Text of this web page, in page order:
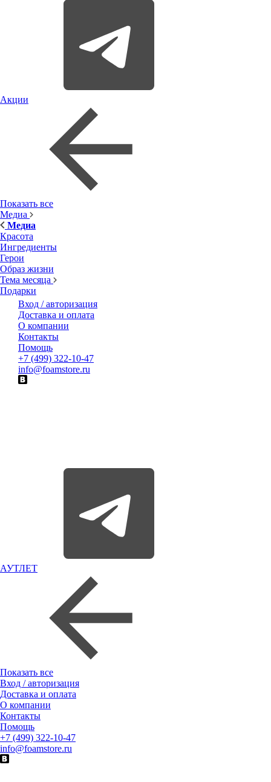
Акции
Показать все
Медиа
Медиа
Красота
Ингредиенты
Герои
Образ жизни
Тема месяца
Подарки
Вход / авторизация
Доставка и оплата
О компании
Контакты
Помощь
+7 (499) 322-10-47
info@foamstore.ru
АУТЛЕТ
Показать все
Вход / авторизация
Доставка и оплата
О компании
Контакты
Помощь
+7 (499) 322-10-47
info@foamstore.ru